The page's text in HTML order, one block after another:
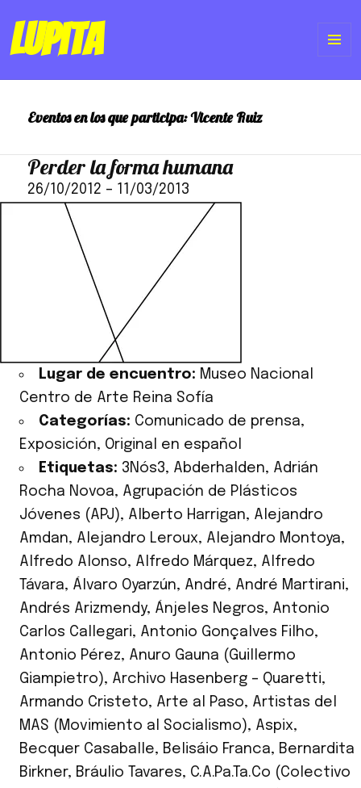
Lupita
Eventos en los que participa:Vicente Ruiz
Perder la forma humana
26/10/2012 – 11/03/2013
Lugar de encuentro: Museo Nacional
Centro de Arte Reina Sofía
Categorías: Comunicado de prensa,
Exposición, Original en español
Etiquetas: 3Nós3, Abderhalden, Adrián
Rocha Novoa, Agrupación de Plásticos
Jóvenes (APJ), Alberto Harrigan, Alejandro
Amdan, Alejandro Leroux, Alejandro Montoya,
Alfredo Alonso, Alfredo Márquez, Alfredo
Távara, Álvaro Oyarzún, André, André Martirani,
Andrés Arizmendy, Ánjeles Negros, Antonio
Carlos Callegari, Antonio Gonçalves Filho,
Antonio Pérez, Anuro Gauna (Guillermo
Giampietro), Archivo Hasenberg – Quaretti,
Armando Cristeto, Arte al Paso, Artistas del
MAS (Movimiento al Socialismo), Aspix,
Becquer Casaballe, Belisáio Franca, Bernardita
Birkner, Bráulio Tavares, C.A.Pa.Ta.Co (Colectivo